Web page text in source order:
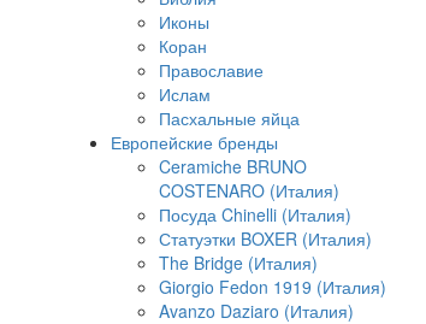
Иконы
Коран
Православие
Ислам
Пасхальные яйца
Европейские бренды
Ceramiche BRUNO
COSTENARO (Италия)
Посуда Chinelli (Италия)
Статуэтки BOXER (Италия)
The Bridge (Италия)
Giorgio Fedon 1919 (Италия)
Avanzo Daziaro (Италия)